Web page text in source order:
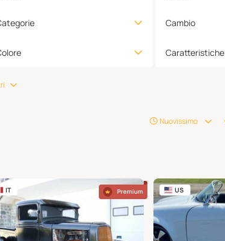
Cambio
Caratteristiche
Nuovissimo
IT Premium US